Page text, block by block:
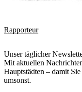
Rapporteur
Unser täglicher
Mit aktuellen
Hauptstädten – damit
umsonst.